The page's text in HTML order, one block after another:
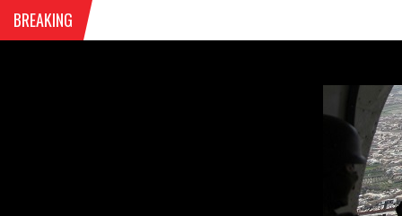
BREAKING